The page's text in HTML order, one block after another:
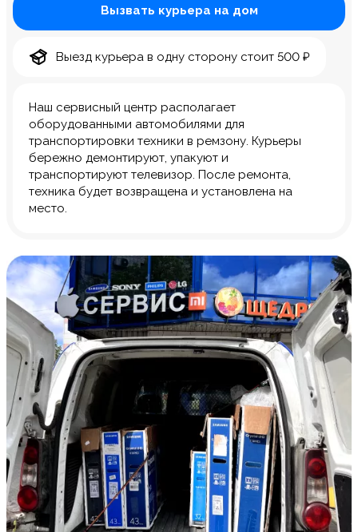
Наш сервисный центр располагает
оборудованными автомобилями для
транспортировки техники в ремзону. Курьеры
бережно демонтируют, упакуют и
транспортируют телевизор. После ремонта,
техника будет возвращена и установлена на
место.
Вызвать курьера на дом
Выезд курьера в одну сторону стоит 500 ₽